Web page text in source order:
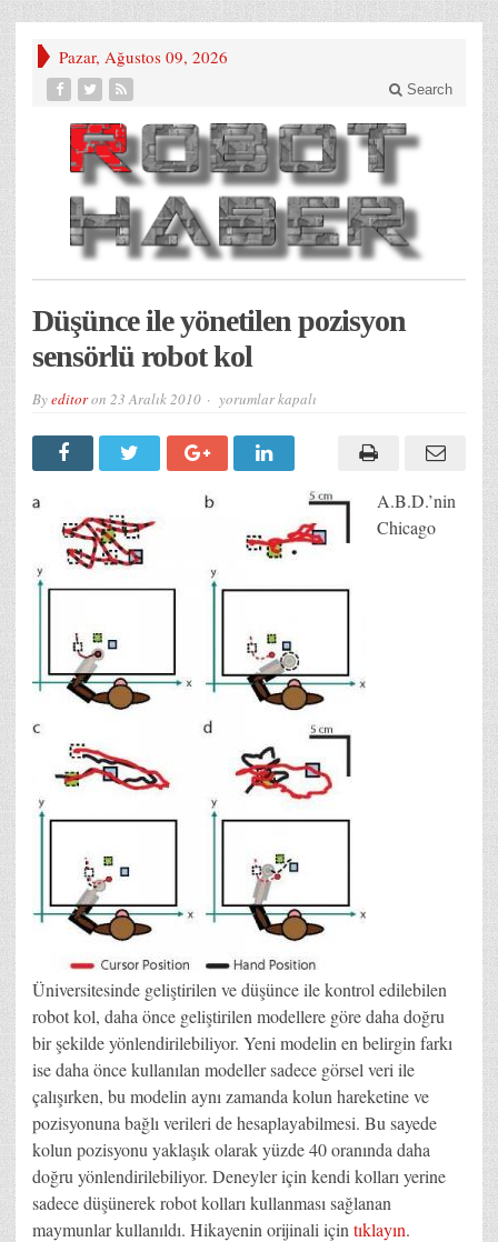
Pazar, Ağustos 09, 2026
Search
Düşünce ile yönetilen pozisyon
sensörlü robot kol
Byeditoron 23 Aralık 2010 Düşünce
ile
pozisyon
sensörlü
robot
yorumlar kapalı
A.B.D.’nin
Chicago
Üniversitesinde geliştirilen ve düşünce ile kontrol edilebilen
robot kol, daha önce geliştirilen modellere göre daha doğru
bir şekilde yönlendirilebiliyor. Yeni modelin en belirgin farkı
ise daha önce kullanılan modeller sadece görsel veri ile
çalışırken, bu modelin aynı zamanda kolun hareketine ve
pozisyonuna bağlı verileri de hesaplayabilmesi. Bu sayede
kolun pozisyonu yaklaşık olarak yüzde 40 oranında daha
doğru yönlendirilebiliyor. Deneyler için kendi kolları yerine
sadece düşünerek robot kolları kullanması sağlanan
maymunlar kullanıldı. Hikayenin orijinali için tıklayın.